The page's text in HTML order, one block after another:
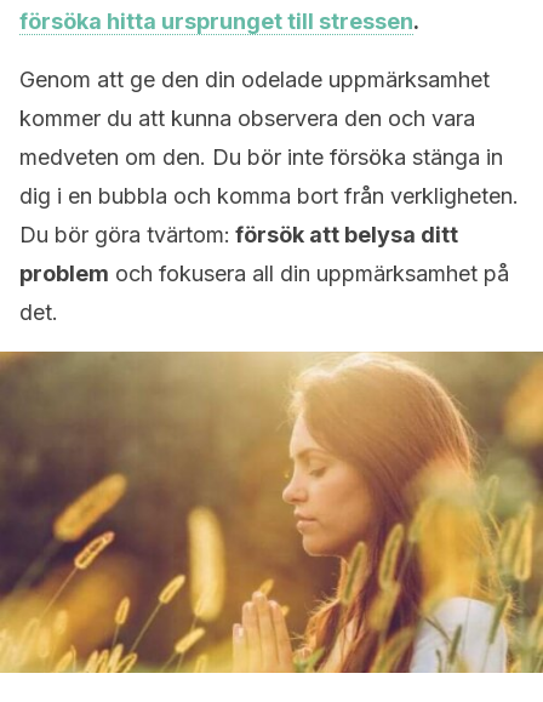
försöka hitta ursprunget till stressen.
Genom att ge den din odelade uppmärksamhet
kommer du att kunna observera den och vara
medveten om den. Du bör inte försöka stänga in
dig i en bubbla och komma bort från verkligheten.
Du bör göra tvärtom: försök att belysa ditt
problem och fokusera all din uppmärksamhet på
det.